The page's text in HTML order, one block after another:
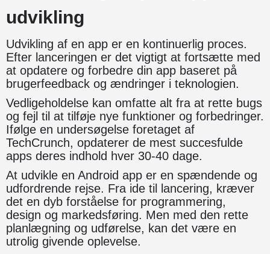
udvikling
Udvikling af en app er en kontinuerlig proces.
Efter lanceringen er det vigtigt at fortsætte med
at opdatere og forbedre din app baseret på
brugerfeedback og ændringer i teknologien.
Vedligeholdelse kan omfatte alt fra at rette bugs
og fejl til at tilføje nye funktioner og forbedringer.
Ifølge en undersøgelse foretaget af
TechCrunch, opdaterer de mest succesfulde
apps deres indhold hver 30-40 dage.
At udvikle en Android app er en spændende og
udfordrende rejse. Fra ide til lancering, kræver
det en dyb forståelse for programmering,
design og markedsføring. Men med den rette
planlægning og udførelse, kan det være en
utrolig givende oplevelse.